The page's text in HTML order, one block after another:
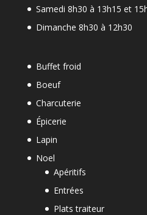
Samedi 8h30 à 13h15 et
Dimanche 8h30 à 12h30
Buffet froid
Boeuf
Charcuterie
Épicerie
Lapin
Noel
Apéritifs
Entrées
Plats traiteur